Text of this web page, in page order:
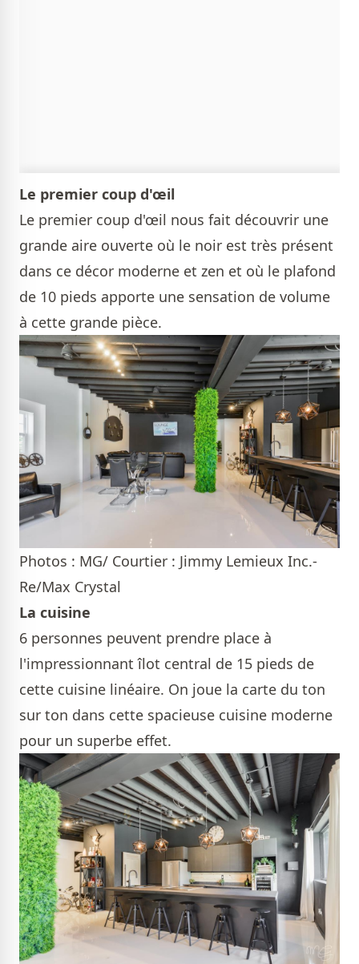
Le premier coup d'œil
Le premier coup d'œil nous fait découvrir une
grande aire ouverte où le noir est très présent
dans ce décor moderne et zen et où le plafond
de 10 pieds apporte une sensation de volume
à cette grande pièce.
Photos : MG/ Courtier : Jimmy Lemieux Inc.-
Re/Max Crystal
La cuisine
6 personnes peuvent prendre place à
l'impressionnant îlot central de 15 pieds de
cette cuisine linéaire. On joue la carte du ton
sur ton dans cette spacieuse cuisine moderne
pour un superbe effet.